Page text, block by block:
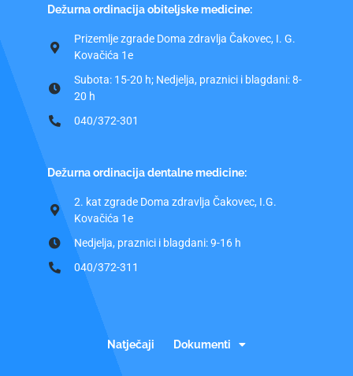
Dežurna ordinacija obiteljske medicine:
Prizemlje zgrade Doma zdravlja Čakovec, I. G.
Kovačića 1e
Subota: 15-20 h; Nedjelja, praznici i blagdani: 8-
20 h
040/372-301
Dežurna ordinacija dentalne medicine:
2. kat zgrade Doma zdravlja Čakovec, I.G.
Kovačića 1e
Nedjelja, praznici i blagdani: 9-16 h
040/372-311
Natječaji Dokumenti